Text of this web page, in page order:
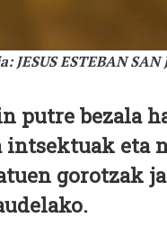
JESUS ESTEBAN SAN
putre bezala
intsektuak eta
gorotzak